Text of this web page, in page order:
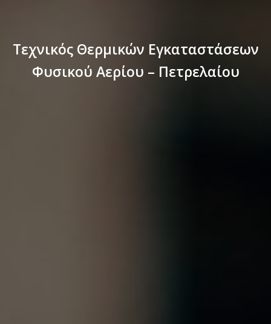
Τεχνικός Θερμικών Εγκαταστάσεων
Φυσικού Αερίου – Πετρελαίου